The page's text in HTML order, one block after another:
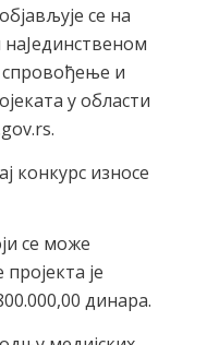
се на
и
у области
конкурс износе
се може
је
динара.